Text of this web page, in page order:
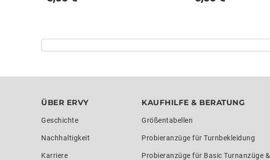
ÜBER ERVY
Geschichte
Nachhaltigkeit
Karriere
KAUFHILFE & BERATUNG
Größentabellen
Probieranzüge für Turnbekleidung
Probieranzüge für Basic Turnanzüge &